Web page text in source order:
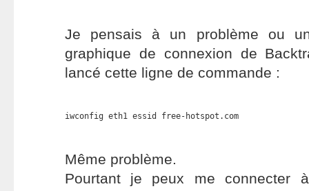
Je pensais à un problème ou
graphique de connexion de
lancé cette ligne de commande :
iwconfig eth1 essid free-hotspot.com
Même problème.
Pourtant je peux me connecter